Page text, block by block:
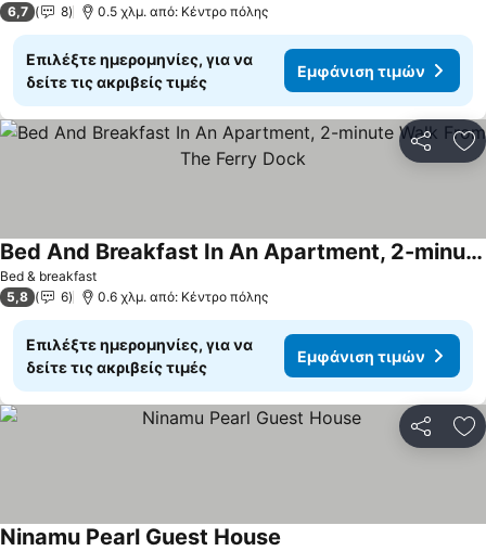
6,7 8 0.5 χλμ. από: Κέντρο πόλης
Επιλέξτε ημερομηνίες, για να
δείτε τις ακριβείς τιμές
Εμφάνιση τιμών
Bed & breakfast
Bed And Breakfast In An Apartment, 2-minute Walk From The Ferry Dock
Εμφάνιση τιμών
5,8 6 0.6 χλμ. από: Κέντρο πόλης
Επιλέξτε ημερομηνίες, για να
δείτε τις ακριβείς τιμές
Εμφάνιση τιμών
Ninamu Pearl Guest House